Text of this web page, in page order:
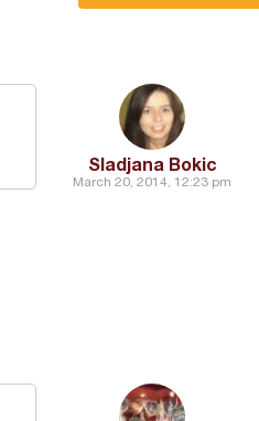
Sladjana Bokic
March 20, 2014, 12:23 pm